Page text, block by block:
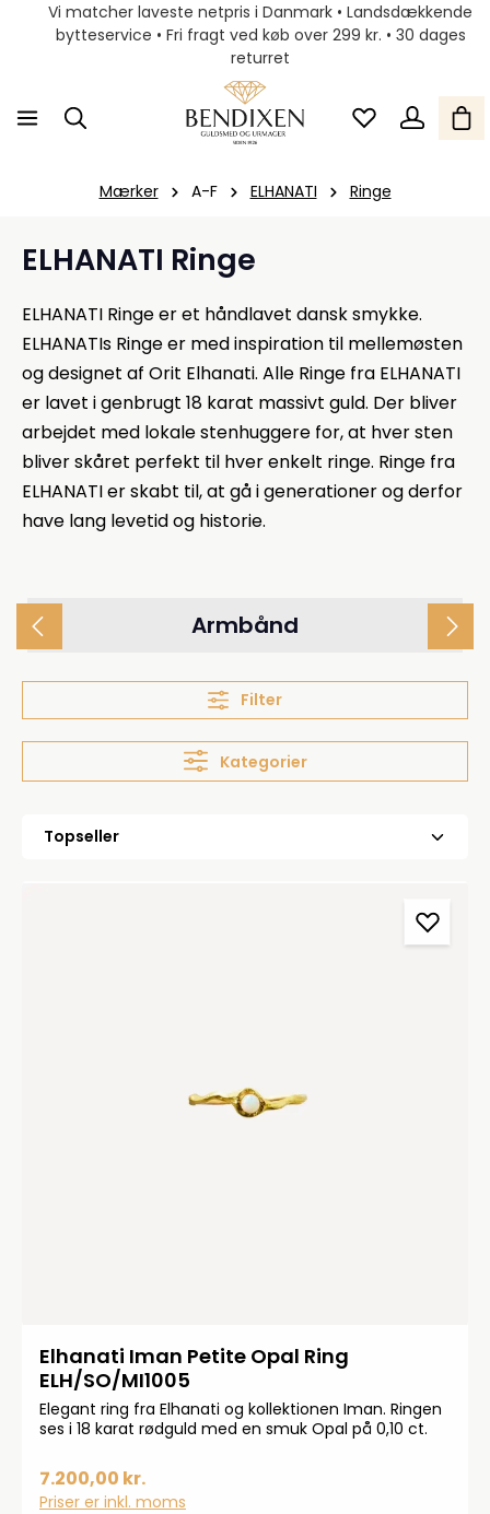
Vi matcher laveste netpris i Danmark • Landsdækkende
bytteservice • Fri fragt ved køb over 299 kr. • 30 dages
returret
Mærker A-F ELHANATI Ringe
ELHANATI Ringe
ELHANATI Ringe er et håndlavet dansk smykke.
ELHANATIs Ringe er med inspiration til mellemøsten
og designet af Orit Elhanati. Alle Ringe fra ELHANATI
er lavet i genbrugt 18 karat massivt guld. Der bliver
arbejdet med lokale stenhuggere for, at hver sten
bliver skåret perfekt til hver enkelt ringe. Ringe fra
ELHANATI er skabt til, at gå i generationer og derfor
have lang levetid og historie.
Armbånd
Filter
Kategorier
Elhanati Iman Petite Opal Ring
ELH/SO/MI1005
Elegant ring fra Elhanati og kollektionen Iman. Ringen
ses i 18 karat rødguld med en smuk Opal på 0,10 ct.
7.200,00 kr.
Priser er inkl. moms